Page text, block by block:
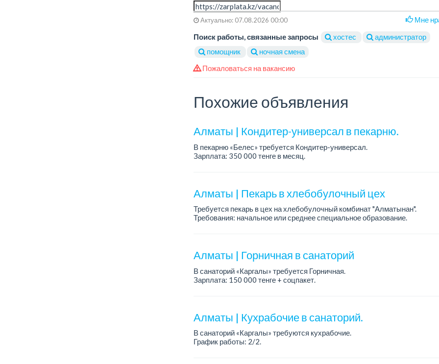
Актуально: 07.08.2026 00:00
Мне
Поиск работы, связанные запросы
хостес
администратор
помощник
ночная смена
Пожаловаться на вакансию
Похожие объявления
Алматы | Кондитер-универсал в пекарню.
В пекарню «Белес» требуется Кондитер-универсал.
Зарплата: 350 000 тенге в месяц.
Алматы | Пекарь в хлебобулочный цех
Требуется пекарь в цех на хлебобулочный комбинат "Алматынан".
Требования: начальное или среднее специальное образование.
Алматы | Горничная в санаторий
В санаторий «Каргалы» требуется Горничная.
Зарплата: 150 000 тенге + соцпакет.
Алматы | Кухрабочие в санаторий.
В санаторий «Каргалы» требуются кухрабочие.
График работы: 2/2.